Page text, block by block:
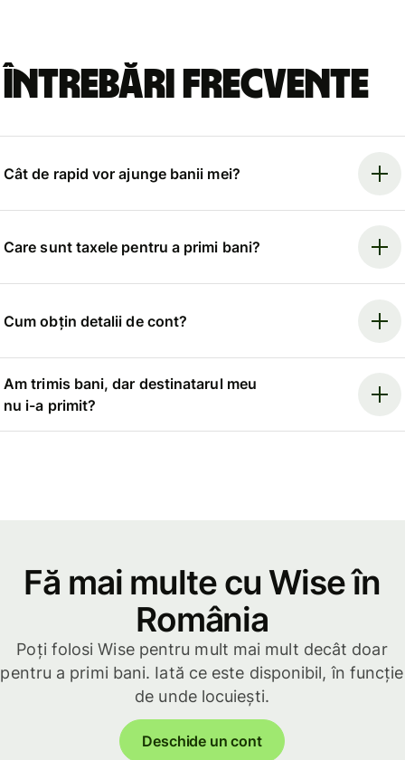
Întrebări frecvente
Cât de rapid vor ajunge banii mei?
Care sunt taxele pentru a primi bani?
Cum obțin detalii de cont?
Am trimis bani, dar destinatarul meu
nu i-a primit?
Fă mai multe cu Wise în
România
Poți folosi Wise pentru mult mai mult decât doar
pentru a primi bani. Iată ce este disponibil, în funcție
de unde locuiești.
Deschide un cont